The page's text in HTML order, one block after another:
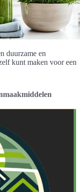
duurzame en
kunt maken voor een